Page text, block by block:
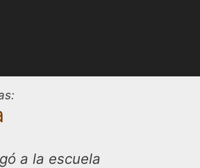
a la escuela